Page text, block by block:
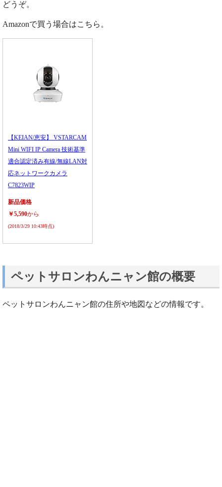
どうぞ。
Amazonで買う場合はこちら。
【KEIAN/恵安】 VSTARCAM
Mini WIFI IP Camera 技術基準
適合認定済み有線/無線LAN対
応ネットワークカメラ
C7823WIP
新品価格
￥5,590から
(2018/3/29 10:43時点)
ペットサロンわんニャン館の概要
ペットサロンわんニャン館の住所や地図などの情報です。